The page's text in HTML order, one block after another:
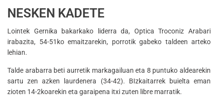
NESKEN KADETE
Lointek Gernika bakarkako liderra da, Optica Troconiz Arabari
irabazita, 54-51ko emaitzarekin, porrotik gabeko taldeen arteko
lehian.
Talde arabarra beti aurretik markagailuan eta 8 puntuko aldearekin
sartu zen azken laurdenera (34-42). BIzkaitarrek buielta eman
zioten 14-2koarekin eta garaipena itxi zuten libre marratik.